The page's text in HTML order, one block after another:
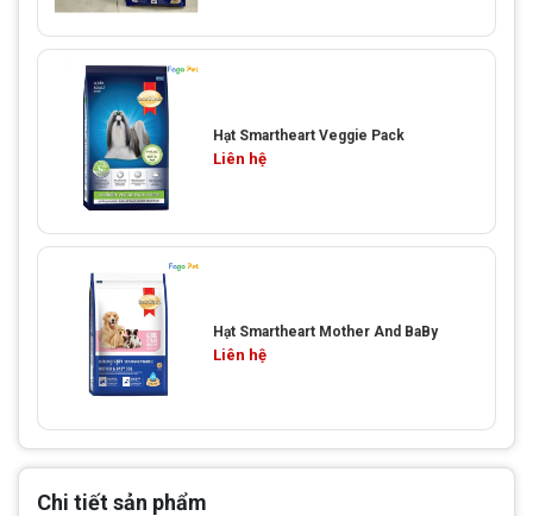
Chi tiết sản phẩm
Hạt Smartheart Veggie Pack
Liên hệ
Hạt Smartheart Mother And BaBy
Liên hệ